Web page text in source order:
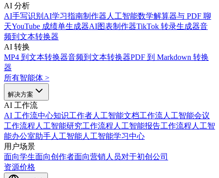
AI 分析
AI手写识别 AI学习指南制作器 人工智能数学解算器与 PDF 聊
天YouTube 成绩单生成器AI图表制作器TikTok 转录生成器音
频到文本转换器
AI 转换
MP4 到文本转换器音频到文本转换器PDF 到 Markdown 转换
器
所有智能体 >
解决方案
AI 工作流
AI 工作流中心知识工作者人工智能文档工作流人工智能会议
工作流程人工智能研究工作流程人工智能报告工作流程人工智
能办公室助手人工智能人工智能学习中心
用户场景
面向学生面向创作者面向营销人员对于初创公司
资源价格